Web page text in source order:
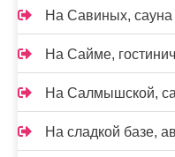
На Савиных, сауна
На Сайме,
На Салмышской,
На сладкой базе,